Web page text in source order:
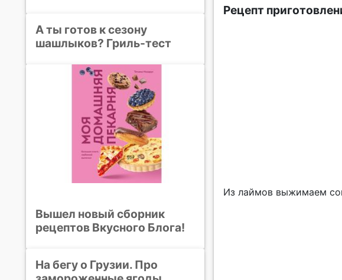
Рецепт
Из лаймов выжимаем
А ты готов к сезону
шашлыков? Гриль-тест
Вышел новый сборник
рецептов Вкусного Блога!
На бегу о Грузии. Про